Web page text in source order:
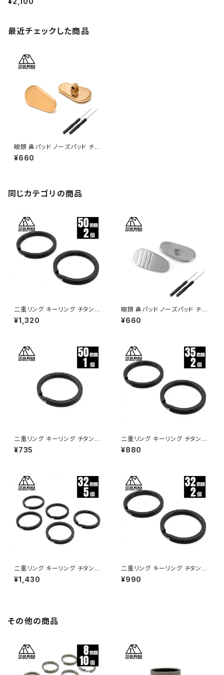
最近チェックした商品
眼鏡 鼻パッド ノーズパッド チタ
ン製 Ver8（GOLD-1） 超軽量
ネジ式 メガネパット 鼻パット チ
¥660
同じカテゴリの商品
二重リング キーリング チタン製
ブラック 50mm×2個 超軽量 頑
丈 サビに強い 二重丸カン スプ
¥1,320
眼鏡 鼻パッド ノーズパッド チタ
ン製 Ver1 超軽量 ネジ式 メガ
ネパット 鼻パット チタンメタルパ
¥660
二重リング キーリング チタン製
ブラック 50mm×1個 超軽量 頑
丈 サビに強い 二重丸カン スプ
¥735
二重リング キーリング チタン製
ブラック 35mm×2個 超軽量 頑
丈 サビに強い 二重丸カン スプ
¥880
二重リング キーリング チタン製
ブラック 32mm×5個 超軽量 頑
丈 サビに強い 二重丸カン スプ
¥1,430
二重リング キーリング チタン製
ブラック 32mm×2個 超軽量 頑
丈 サビに強い 二重丸カン スプ
¥990
その他の商品